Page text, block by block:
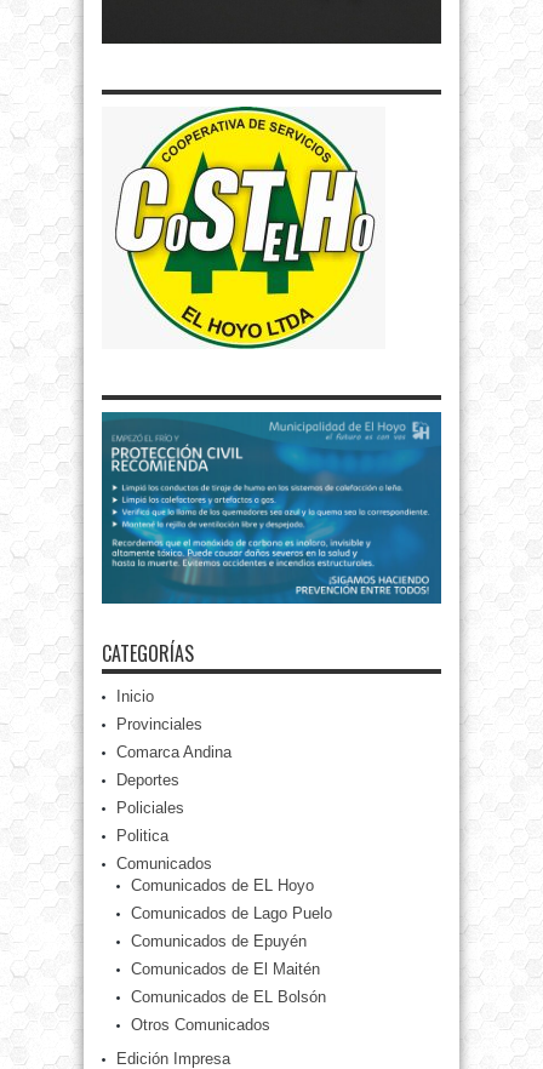
CATEGORÍAS
Inicio
Provinciales
Comarca Andina
Deportes
Policiales
Politica
Comunicados
Comunicados de EL Hoyo
Comunicados de Lago Puelo
Comunicados de Epuyén
Comunicados de El Maitén
Comunicados de EL Bolsón
Otros Comunicados
Edición Impresa